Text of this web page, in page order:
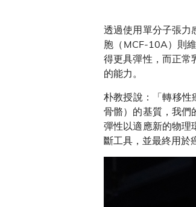
透過使用單分子張力
胞（MCF-10A）則
得更具彈性，而正常
的能力。
朴教授說：「轉移
骨骼）的基質，我們
彈性以適應新的物理
斷工具，並最終用於